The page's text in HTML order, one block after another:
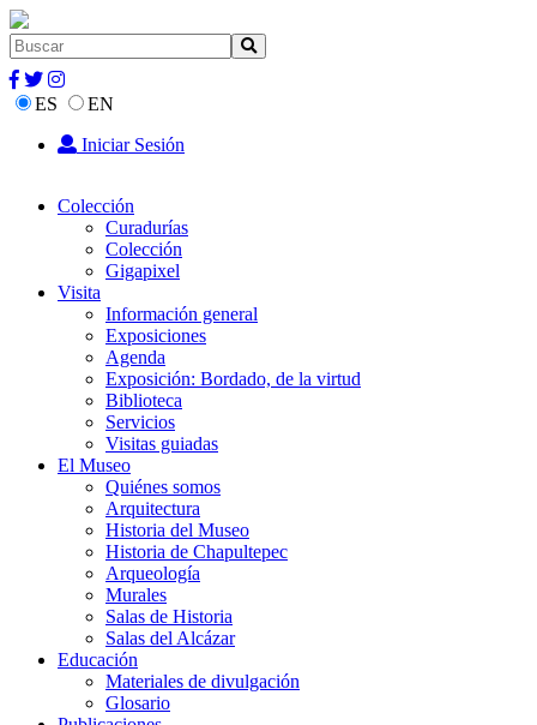
ES
EN
Iniciar Sesión
Colección
Curadurías
Colección
Gigapixel
Visita
Información general
Exposiciones
Agenda
Exposición: Bordado, de la virtud
Biblioteca
Servicios
Visitas guiadas
El Museo
Quiénes somos
Arquitectura
Historia del Museo
Historia de Chapultepec
Arqueología
Murales
Salas de Historia
Salas del Alcázar
Educación
Materiales de divulgación
Glosario